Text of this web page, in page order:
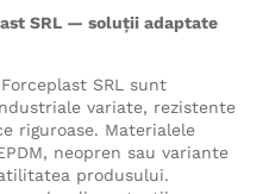
SRL — soluţii adaptate
SRL sunt
variate, rezistente
riguroase. Materialele
neopren sau variante
produsului.